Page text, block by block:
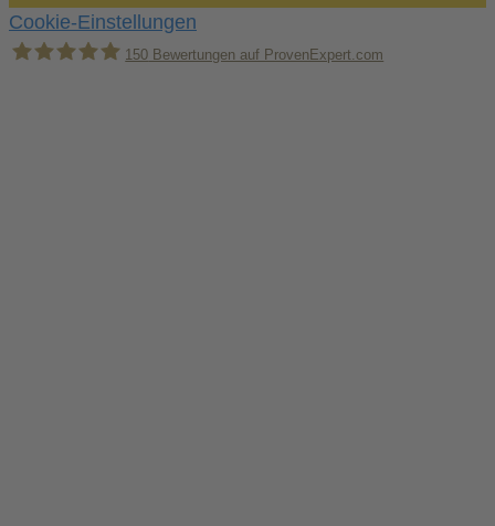
Cookie-Einstellungen
150 Bewertungen auf ProvenExpert.com